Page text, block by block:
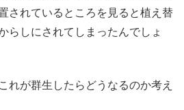
されているところを見ると植え替
らしにされてしまったんでしょ
れが群生したらどうなるのか考え